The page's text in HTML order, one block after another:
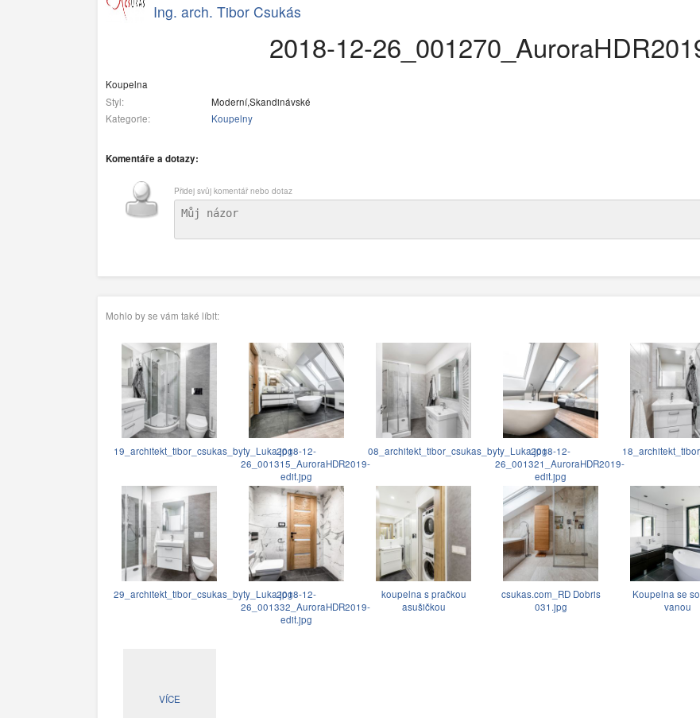
Ing. arch. Tibor Csukás
2018-12-
Koupelna
Styl:
Moderní,Skandinávské
Kategorie:
Koupelny
Komentáře a dotazy:
Přidej svůj komentář nebo dotaz
Mohlo by se vám také líbit:
19_architekt_tibor_csukas_byty_Luka.jpg2018-12-
26_001315_AuroraHDR2019-
edit.jpg
08_architekt_tibor_csukas_byty_Luka.jpg2018-12-
26_001321_AuroraHDR2019-
edit.jpg
29_architekt_tibor_csukas_byty_Luka.jpg2018-12-
26_001332_AuroraHDR2019-
edit.jpg
koupelna s pračkou
asušičkou
csukas.com_RD Dobris
031.jpg
Koupelna se
vanou
VÍCE